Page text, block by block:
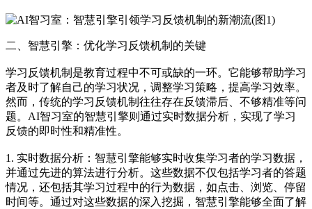
二、智慧引擎：优化学习反馈机制的关键
学习反馈机制是教育过程中不可或缺的一环。它能够帮助学习
者及时了解自己的学习状况，调整学习策略，提高学习效率。
然而，传统的学习反馈机制往往存在反馈滞后、不够精准等问
题。AI智习室的智慧引擎则通过实时数据分析，实现了学习
反馈的即时性和精准性。
1. 实时数据分析：智慧引擎能够实时收集学习者的学习数据，
并通过先进的算法进行分析。这些数据不仅包括学习者的答题
情况，还包括其学习过程中的行为数据，如点击、浏览、停留
时间等。通过对这些数据的深入挖掘，智慧引擎能够全面了解